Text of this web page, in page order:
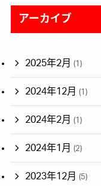
アーカイブ
2025年2月 (1)
2024年12月 (1)
2024年2月 (1)
2024年1月 (2)
2023年12月 (5)